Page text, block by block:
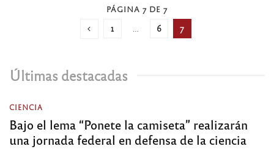
PÁGINA 7 DE 7
1 6 7
Últimas destacadas
CIENCIA
Bajo el lema “Ponete la camiseta” realizarán
una jornada federal en defensa de la ciencia